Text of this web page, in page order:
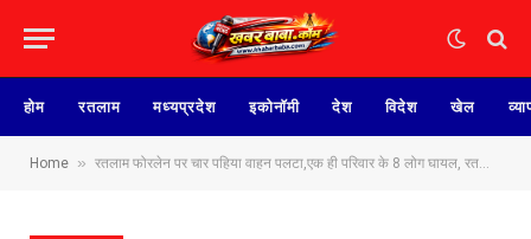
होम रतलाम मध्यप्रदेश इकोनॉमी देश विदेश खेल
Home » रतलाम फोरलेन पर चार पहिया वाहन पलटा,एक ही परिवार के 8 लोग घायल, रतलाम जिला अस्पताल में किया भर्ती